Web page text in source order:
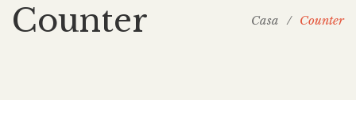
Counter Casa / Counter